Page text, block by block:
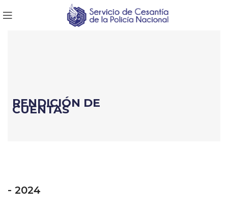
RENDICIÓN DE
CUENTAS
- 2024